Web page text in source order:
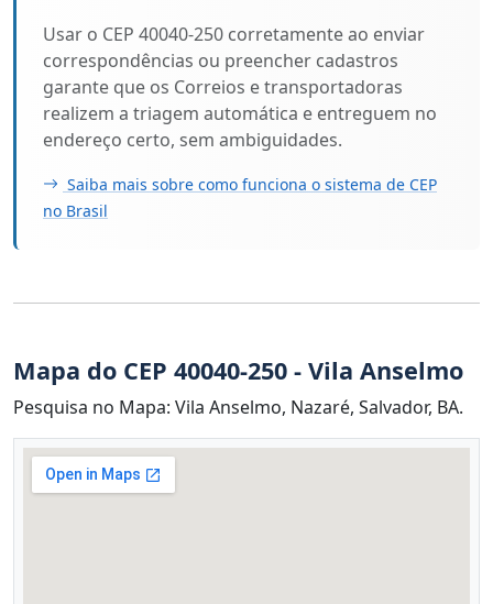
Usar o CEP 40040-250 corretamente ao enviar
correspondências ou preencher cadastros
garante que os Correios e transportadoras
realizem a triagem automática e entreguem no
endereço certo, sem ambiguidades.
Saiba mais sobre como funciona o sistema de CEP
no Brasil
Mapa do CEP 40040-250 - Vila Anselmo
Pesquisa no Mapa: Vila Anselmo, Nazaré, Salvador, BA.